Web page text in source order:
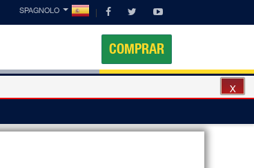
SPAGNOLO
COMPRAR
X